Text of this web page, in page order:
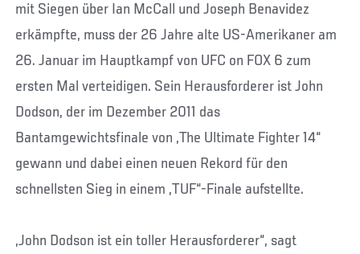
mit Siegen über Ian McCall und Joseph Benavidez
erkämpfte, muss der 26 Jahre alte US-Amerikaner am
26. Januar im Hauptkampf von UFC on FOX 6 zum
ersten Mal verteidigen. Sein Herausforderer ist John
Dodson, der im Dezember 2011 das
Bantamgewichtsfinale von „The Ultimate Fighter 14“
gewann und dabei einen neuen Rekord für den
schnellsten Sieg in einem „TUF“-Finale aufstellte.
„John Dodson ist ein toller Herausforderer“, sagt